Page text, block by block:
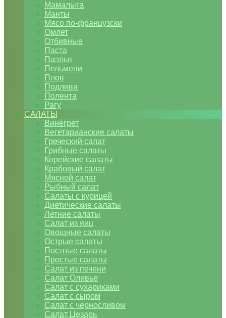
Мамалыга
Манты
Мясо по-французски
Омлет
Отбивные
Паста
Паэлья
Пельмени
Плов
Подлива
Полента
Рагу
САЛАТЫ
Винегрет
Вегетарианские салаты
Греческий салат
Грибные салаты
Корейские салаты
Крабовый салат
Мясной салат
Рыбный салат
Салаты с курицей
Диетические салаты
Летние салаты
Салат из яиц
Овощные салаты
Острые салаты
Постные салаты
Простые салаты
Салат из печени
Салат Оливье
Салат с сухариками
Салат с сыром
Салат с черносливом
Салат Цезарь